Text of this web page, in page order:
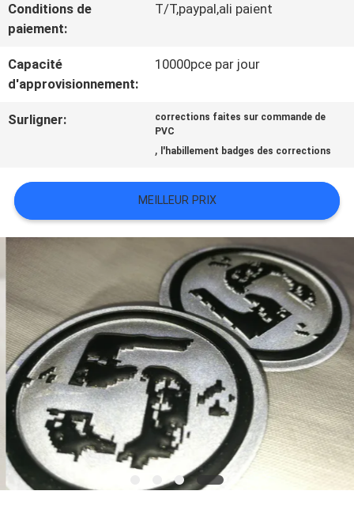
CONTACT
NOUVELLES
TOUS
CAS
VR
SHOW
PLAN
DU
SITE
POLITIQUE
Conditions de
paiement:
T/T,paypal,ali paient
Capacité
d'approvisionnement:
10000pce par jour
Surligner:
corrections faites sur commande de
PVC
, l'habillement badges des corrections
MEILLEUR PRIX